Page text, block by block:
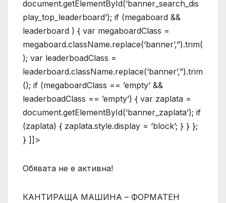
document.getElementById(‘banner_search_dis
play_top_leaderboard’); if (megaboard &&
leaderboard ) { var megaboardClass =
megaboard.className.replace(‘banner’,”).trim(
); var leaderboadClass =
leaderboard.className.replace(‘banner’,”).trim
(); if (megaboardClass == ’empty’ &&
leaderboadClass == ’empty’) { var zaplata =
document.getElementById(‘banner_zaplata’); if
(zaplata) { zaplata.style.display = ‘block’; } } };
} ]]>
Обявата не е активна!
КАНТИРАЩА МАШИНА – ФОРМАТЕН